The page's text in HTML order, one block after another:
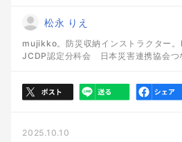
松永 りえ
mujikko。防災収納インストラクター
JCDP認定分科会 日本災害連携協会つ
2025.10.10